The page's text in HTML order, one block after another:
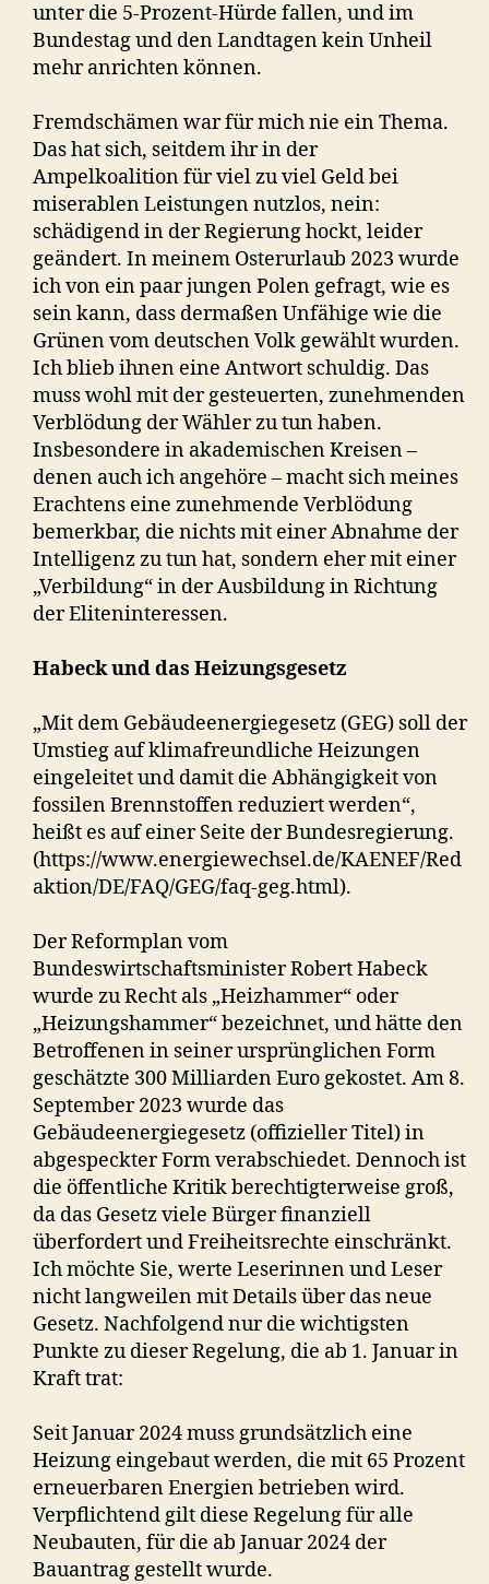
unter die 5-Prozent-Hürde fallen, und im
Bundestag und den Landtagen kein Unheil
mehr anrichten können.
Fremdschämen war für mich nie ein Thema.
Das hat sich, seitdem ihr in der
Ampelkoalition für viel zu viel Geld bei
miserablen Leistungen nutzlos, nein:
schädigend in der Regierung hockt, leider
geändert. In meinem Osterurlaub 2023 wurde
ich von ein paar jungen Polen gefragt, wie es
sein kann, dass dermaßen Unfähige wie die
Grünen vom deutschen Volk gewählt wurden.
Ich blieb ihnen eine Antwort schuldig. Das
muss wohl mit der gesteuerten, zunehmenden
Verblödung der Wähler zu tun haben.
Insbesondere in akademischen Kreisen –
denen auch ich angehöre – macht sich meines
Erachtens eine zunehmende Verblödung
bemerkbar, die nichts mit einer Abnahme der
Intelligenz zu tun hat, sondern eher mit einer
„Verbildung“ in der Ausbildung in Richtung
der Eliteninteressen.
Habeck und das Heizungsgesetz
„Mit dem Gebäudeenergiegesetz (GEG) soll der
Umstieg auf klimafreundliche Heizungen
eingeleitet und damit die Abhängigkeit von
fossilen Brennstoffen reduziert werden“,
heißt es auf einer Seite der Bundesregierung.
(https://www.energiewechsel.de/KAENEF/Red
aktion/DE/FAQ/GEG/faq-geg.html).
Der Reformplan vom
Bundeswirtschaftsminister Robert Habeck
wurde zu Recht als „Heizhammer“ oder
„Heizungshammer“ bezeichnet, und hätte den
Betroffenen in seiner ursprünglichen Form
geschätzte 300 Milliarden Euro gekostet. Am 8.
September 2023 wurde das
Gebäudeenergiegesetz (offizieller Titel) in
abgespeckter Form verabschiedet. Dennoch ist
die öffentliche Kritik berechtigterweise groß,
da das Gesetz viele Bürger finanziell
überfordert und Freiheitsrechte einschränkt.
Ich möchte Sie, werte Leserinnen und Leser
nicht langweilen mit Details über das neue
Gesetz. Nachfolgend nur die wichtigsten
Punkte zu dieser Regelung, die ab 1. Januar in
Kraft trat:
Seit Januar 2024 muss grundsätzlich eine
Heizung eingebaut werden, die mit 65 Prozent
erneuerbaren Energien betrieben wird.
Verpflichtend gilt diese Regelung für alle
Neubauten, für die ab Januar 2024 der
Bauantrag gestellt wurde.